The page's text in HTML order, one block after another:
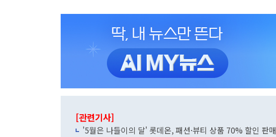
[관련기사]
'5월은 나들이의 달' 롯데온, 패션·뷰티 상품 70% 할인 판매